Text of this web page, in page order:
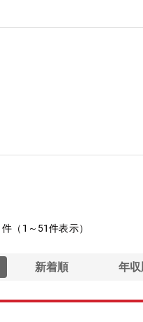
件（1～51件表示）
新着順 年